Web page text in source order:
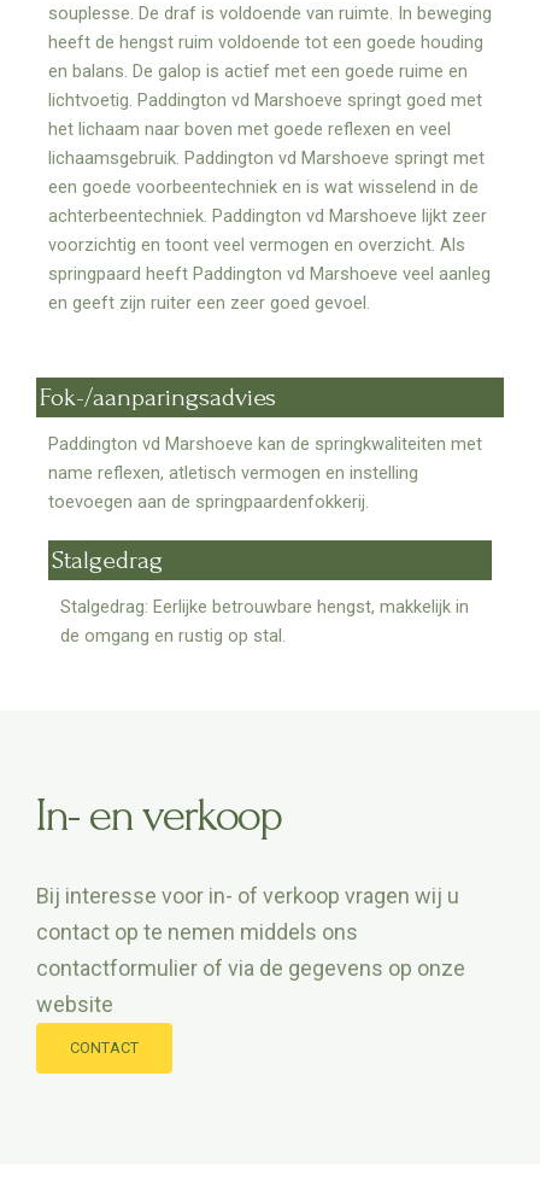
souplesse. De draf is voldoende van ruimte. In beweging
heeft de hengst ruim voldoende tot een goede houding
en balans. De galop is actief met een goede ruime en
lichtvoetig. Paddington vd Marshoeve springt goed met
het lichaam naar boven met goede reflexen en veel
lichaamsgebruik. Paddington vd Marshoeve springt met
een goede voorbeentechniek en is wat wisselend in de
achterbeentechniek. Paddington vd Marshoeve lijkt zeer
voorzichtig en toont veel vermogen en overzicht. Als
springpaard heeft Paddington vd Marshoeve veel aanleg
en geeft zijn ruiter een zeer goed gevoel.
Fok-/aanparingsadvies
Paddington vd Marshoeve kan de springkwaliteiten met
name reflexen, atletisch vermogen en instelling
toevoegen aan de springpaardenfokkerij.
Stalgedrag
Stalgedrag: Eerlijke betrouwbare hengst, makkelijk in
de omgang en rustig op stal.
In- en verkoop
Bij interesse voor in- of verkoop vragen wij u
contact op te nemen middels ons
contactformulier of via de gegevens op onze
website
CONTACT